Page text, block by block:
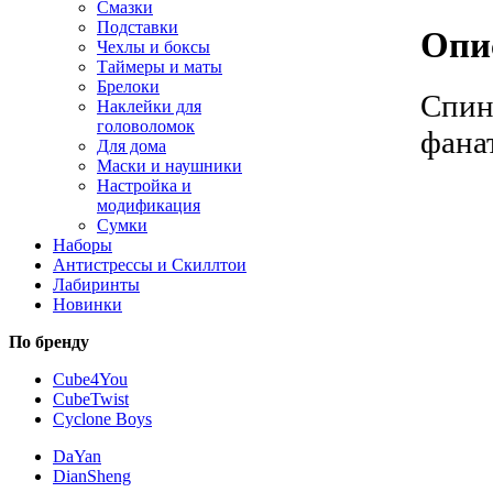
Смазки
Подставки
Чехлы и боксы
Таймеры и маты
Брелоки
Наклейки для
головоломок
Для дома
Маски и наушники
Настройка и
модификация
Сумки
Наборы
Антистрессы и Скиллтои
Лабиринты
Новинки
По бренду
Cube4You
CubeTwist
Cyclone Boys
DaYan
DianSheng